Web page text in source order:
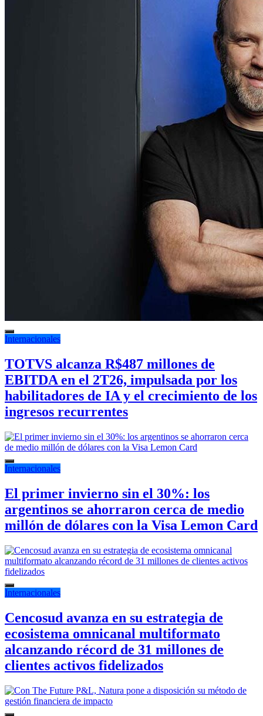
Internacionales
TOTVS alcanza R$487 millones de
EBITDA en el 2T26, impulsada por los
habilitadores de IA y el crecimiento de los
ingresos recurrentes
Internacionales
El primer invierno sin el 30%: los
argentinos se ahorraron cerca de medio
millón de dólares con la Visa Lemon Card
Internacionales
Cencosud avanza en su estrategia de
ecosistema omnicanal multiformato
alcanzando récord de 31 millones de
clientes activos fidelizados